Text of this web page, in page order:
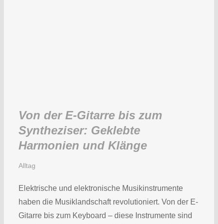
Von der E-Gitarre bis zum
Syntheziser: Geklebte
Harmonien und Klänge
Alltag
Elektrische und elektronische Musikinstrumente
haben die Musiklandschaft revolutioniert. Von der E-
Gitarre bis zum Keyboard – diese Instrumente sind